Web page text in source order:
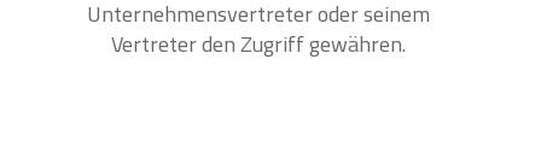
Unternehmensvertreter oder seinem
Vertreter den Zugriff gewähren.